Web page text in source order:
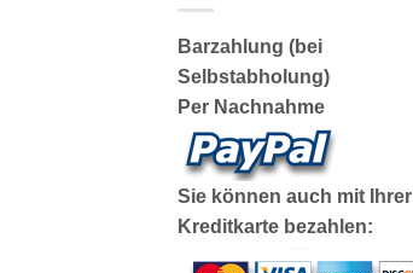
Barzahlung (bei
Selbstabholung)
Per Nachnahme
Sie können auch mit Ihrer
Kreditkarte bezahlen: